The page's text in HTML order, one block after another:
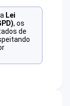
Lei
, os
de